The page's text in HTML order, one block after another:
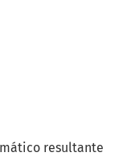
resultante